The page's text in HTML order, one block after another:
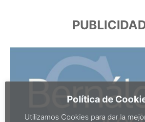
Política de
Utilizamos Cookies para dar la